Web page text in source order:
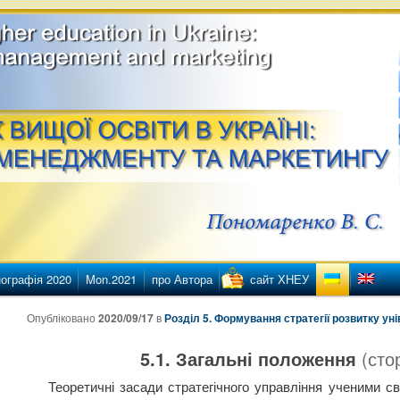
освіти в Україні
2020 Mon.2021 про Автора сайт ХНЕУ
5.1. Загальні положення
Опубліковано2020/09/17вРозділ 5. Формування стратегії розвитку
Теоретичні засади стратегічного управління ученими